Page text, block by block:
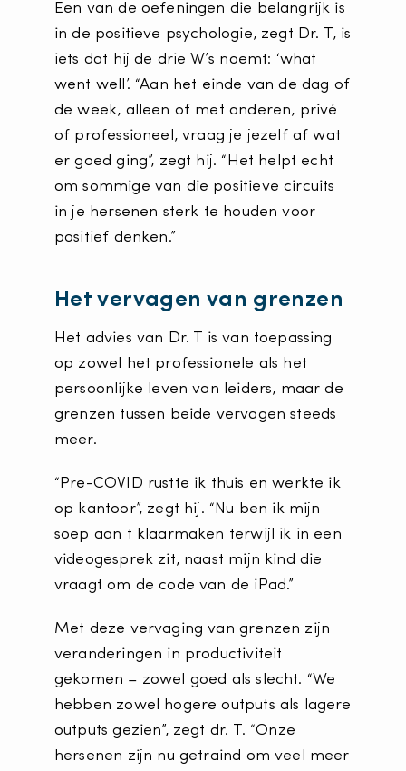
Een van de oefeningen die belangrijk is
in de positieve psychologie, zegt Dr. T, is
iets dat hij de drie W’s noemt: ‘what
went well’. “Aan het einde van de dag of
de week, alleen of met anderen, privé
of professioneel, vraag je jezelf af wat
er goed ging”, zegt hij. “Het helpt echt
om sommige van die positieve circuits
in je hersenen sterk te houden voor
positief denken.”
Het vervagen van grenzen
Het advies van Dr. T is van toepassing
op zowel het professionele als het
persoonlijke leven van leiders, maar de
grenzen tussen beide vervagen steeds
meer.
“Pre-COVID rustte ik thuis en werkte ik
op kantoor”, zegt hij. “Nu ben ik mijn
soep aan t klaarmaken terwijl ik in een
videogesprek zit, naast mijn kind die
vraagt om de code van de iPad.”
Met deze vervaging van grenzen zijn
veranderingen in productiviteit
gekomen – zowel goed als slecht. “We
hebben zowel hogere outputs als lagere
outputs gezien”, zegt dr. T. “Onze
hersenen zijn nu getraind om veel meer